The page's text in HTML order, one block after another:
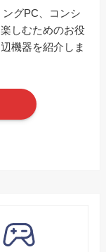
グPC、コンシ
しむためのお役
機器を紹介しま